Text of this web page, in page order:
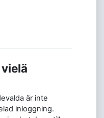
är inte
inloggning.